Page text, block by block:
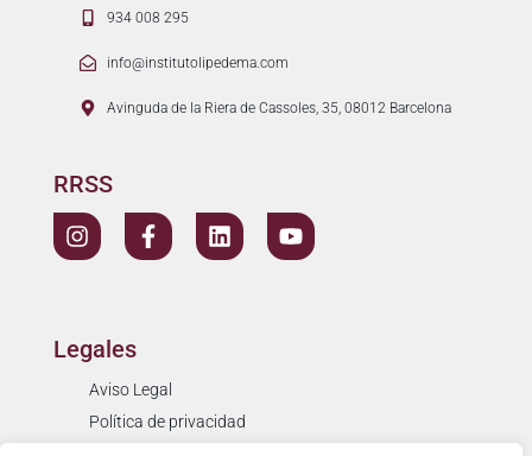
934 008 295
info@institutolipedema.com
Avinguda de la Riera de Cassoles, 35, 08012 Barcelona
RRSS
Legales
Aviso Legal
Política de privacidad